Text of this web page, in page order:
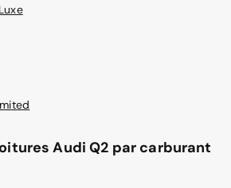
Audi Q2 par carburant